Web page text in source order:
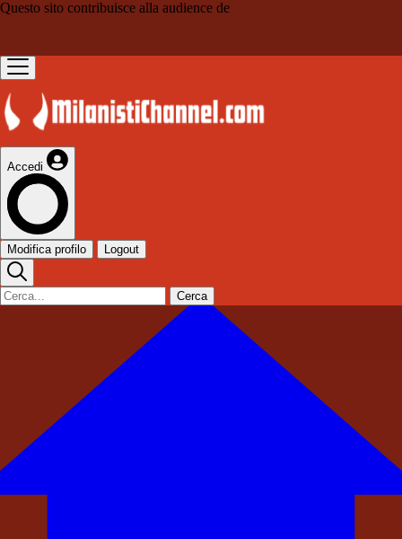
Questo sito contribuisce alla audience de
Accedi
Modifica profilo Logout
Cerca